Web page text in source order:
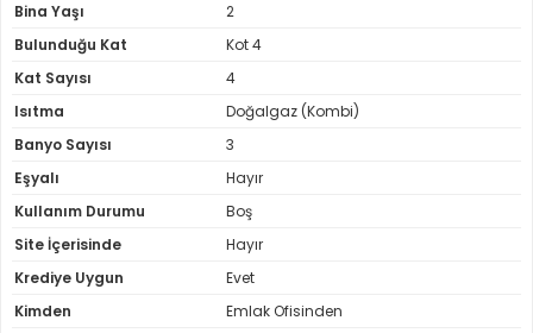
Bina Yaşı
2
Bulunduğu Kat
Kot 4
Kat Sayısı
4
Isıtma
Doğalgaz (Kombi)
Banyo Sayısı
3
Eşyalı
Hayır
Kullanım Durumu
Boş
Site İçerisinde
Hayır
Krediye Uygun
Evet
Kimden
Emlak Ofisinden